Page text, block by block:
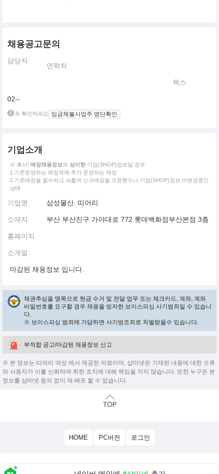
채용공고문의
담당자
연락처
팩스
02--
꼭 확인하세요 임금체불사업주 명단확인
기업소개
※ 혹시! 매장채용정보와 상이한 기업(SHOP)정보일 경우
1.기존운영하는 매장외에 추가 운영하는 매장
2.기존매장을 철수하고 새롭게 신규매장을 오픈했으나 기업(SHOP)정보 미변경중인
상태
기업명 삼성물산. 띠어리
소재지 부산 부산진구 가야대로 772 롯데백화점부산본점 3층
홈페이지
소개말
마감된 채용정보 입니다.
채권추심을 명목으로 현금 수거 및 전달 업무 또는 체크카드, 계좌, 계좌
비밀번호를 요구할 경우 채용을 빙자한 보이스피싱 사기범죄일 수 있습니
다.
※ 보이스피싱 범죄에 가담하면 사기방조죄로 처벌받을수 있습니다.
부적합 공고/마감된 채용정보 신고
※ 본 정보는 띠어리 여성 에서 제공한 자료이며, 샵마넷은 기재된 내용에 대한 오류
와 사용자가 이를 신뢰하여 취한 조치에 대해 책임을 지지 않습니다. 또한 누구든 본
정보를 샵마넷 동의 없이 재 배포 할 수 없습니다.
HOME PC버전 로그인